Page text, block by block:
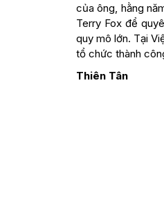
của ông, hằng
Terry Fox để
quy mô lớn. Tại
tổ chức thành
Thiên Tân